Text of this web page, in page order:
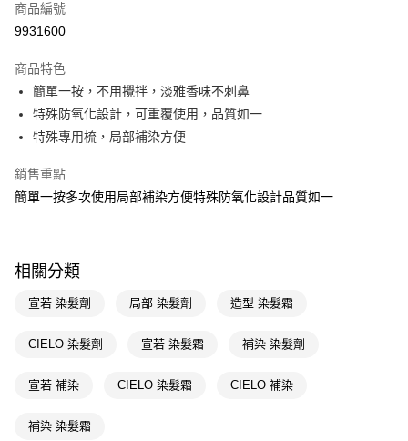
信用卡一次付款
LINE Pay
Apple Pay
悠遊付
相關說明
【關於「AFTEE先享後付」】
１．簡單：不需註冊會員、不需綁卡、不需儲值。
３．安心：先確認商品／服務後，再付款。
１．於結帳方式選擇「AFTEE先享後付」後，將跳轉至「AFTEE先享後付」
即享券
全家取貨付款
商品編號
9931600
商品特色
簡單一按，不用攪拌，淡雅香味不刺鼻
特殊防氧化設計，可重覆使用，品質如一
特殊專用梳，局部補染方便
銷售重點
簡單一按多次使用局部補染方便特殊防氧化設計品質如一
相關分類
宣若 染髮劑 局部 染髮劑 造型 染髮霜
CIELO 染髮劑 宣若 染髮霜 補染 染髮劑
宣若 補染 CIELO 染髮霜 CIELO 補染
補染 染髮霜